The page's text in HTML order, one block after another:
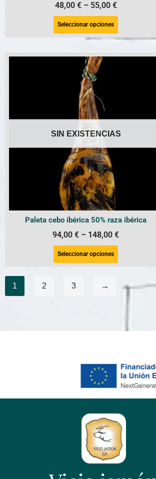
48,00 €– 55,00 €
Seleccionar opciones
SIN EXISTENCIAS
Paleta cebo ibérica 50% raza ibérica
94,00€ – 148,00€
Seleccionar opciones
1 2 3 →